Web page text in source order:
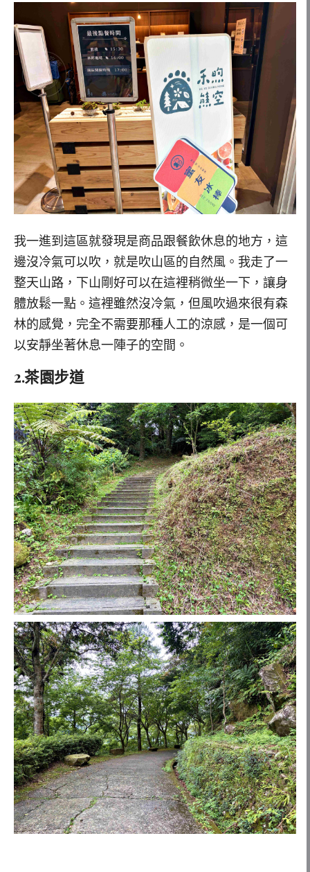
我一進到這區就發現是商品跟餐飲休息的地方，這
邊沒冷氣可以吹，就是吹山區的自然風。我走了一
整天山路，下山剛好可以在這裡稍微坐一下，讓身
體放鬆一點。這裡雖然沒冷氣，但風吹過來很有森
林的感覺，完全不需要那種人工的涼感，是一個可
以安靜坐著休息一陣子的空間。
2.茶園步道